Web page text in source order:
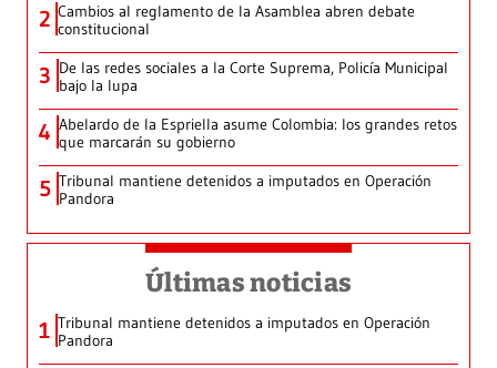
2 Cambios al reglamento de la Asamblea abren debate
constitucional
3 De las redes sociales a la Corte Suprema, Policía Municipal
bajo la lupa
4 Abelardo de la Espriella asume Colombia: los grandes retos
que marcarán su gobierno
5 Tribunal mantiene detenidos a imputados en Operación
Pandora
Últimas noticias
1 Tribunal mantiene detenidos a imputados en Operación
Pandora